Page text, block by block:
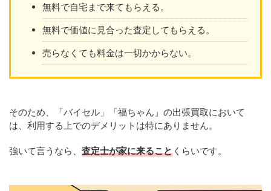
無料で自宅まで来てもらえる。
無料で価値に見合った査定してもらえる。
売らなくても料金は一切かからない。
そのため、「バイセル」「福ちゃん」の出張買取において
は、利用する上でのデメリットは特にありません。
強いて言うなら、 査定士が家に来ること くらいです。